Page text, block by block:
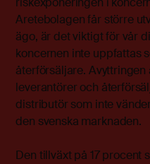
Aretebolagen får större
ägo, är det viktigt för vår
koncernen inte uppfattas
återförsäljare.
leverantörer och
distributör som inte
den svenska marknaden.
Den tillväxt på 17 procent